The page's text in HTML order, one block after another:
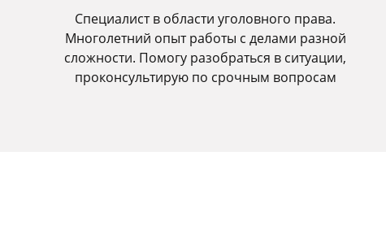
Специалист в области уголовного права.
Многолетний опыт работы с делами разной
сложности. Помогу разобраться в ситуации,
проконсультирую по срочным вопросам